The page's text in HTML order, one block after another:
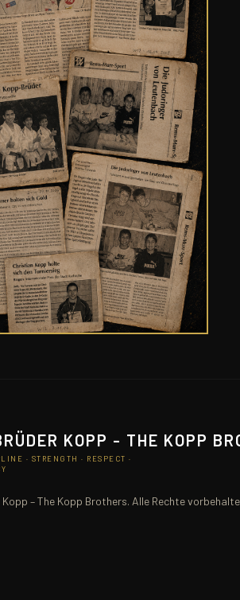
KOPP - THE KOPP
· STRENGTH · RESPECT ·
– The Kopp Brothers. Alle Rechte